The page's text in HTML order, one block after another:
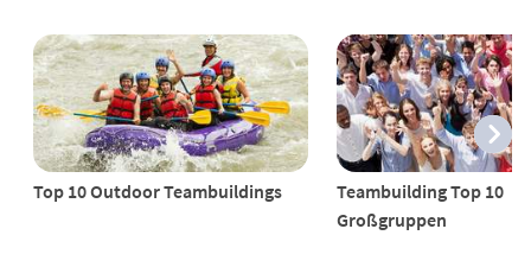
Top 10 Outdoor Teambuildings
Teambuilding Top 10
Großgruppen